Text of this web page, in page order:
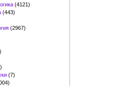
(4121)
(443)
(2967)
(7)